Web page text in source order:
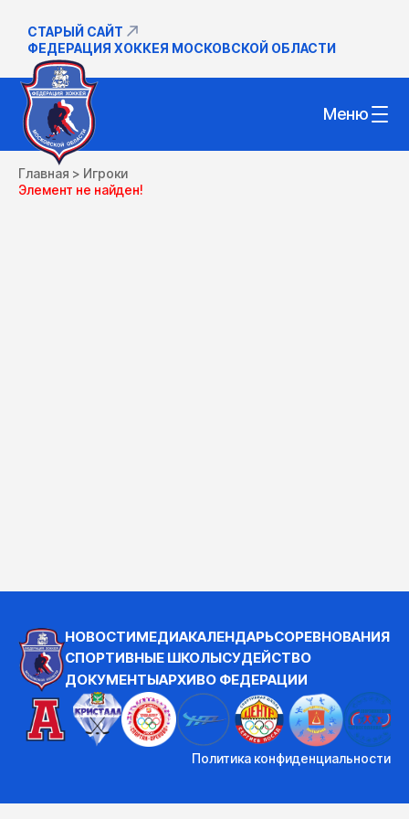
СТАРЫЙ САЙТ
ФЕДЕРАЦИЯ ХОККЕЯ МОСКОВСКОЙ ОБЛАСТИ
Меню
Главная > Игроки
Элемент не найден!
НОВОСТИМЕДИАКАЛЕНДАРЬСОРЕВНОВАНИЯ
СПОРТИВНЫЕ ШКОЛЫСУДЕЙСТВО
ДОКУМЕНТЫАРХИВО ФЕДЕРАЦИИ
Политика конфиденциальности